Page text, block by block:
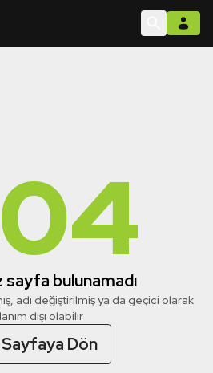
sayfa bulunamadı
adı değiştirilmiş ya da geçici olarak
dışı olabilir
Dön